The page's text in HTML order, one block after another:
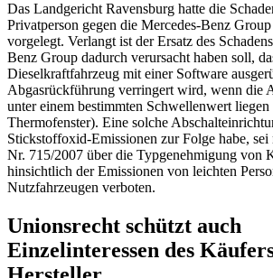
Das Landgericht Ravensburg hatte die
Privatperson gegen die Mercedes-Benz
vorgelegt. Verlangt ist der Ersatz des
Benz Group dadurch verursacht haben soll,
Dieselkraftfahrzeug mit einer Software
Abgasrückführung verringert wird, wenn die
unter einem bestimmten Schwellenwert liegen
Thermofenster). Eine solche
Stickstoffoxid-Emissionen zur Folge habe,
Nr. 715/2007 über die Typgenehmigung von
hinsichtlich der Emissionen von leichten
Nutzfahrzeugen verboten.
Unionsrecht schützt auch
Einzelinteressen des